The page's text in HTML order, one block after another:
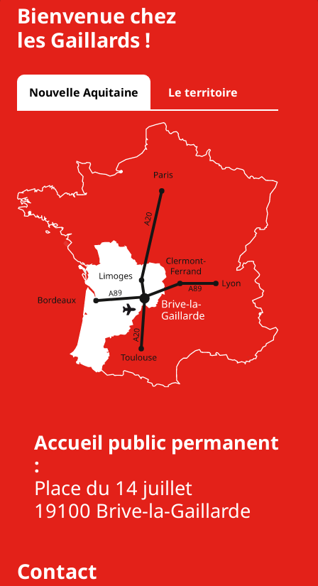
Bienvenue chez
les Gaillards !
Nouvelle Aquitaine Le territoire
Accueil public permanent
:
Place du 14 juillet
19100 Brive-la-Gaillarde
Contact